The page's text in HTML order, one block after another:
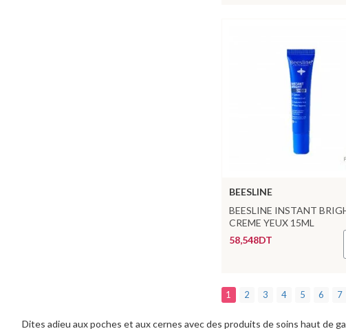
BEESLINE
BEESLINE INSTANT
CREME YEUX 15ML
58,548DT
1 2 3 4 5 6 7
Dites adieu aux poches et aux cernes avec des produits de soins haut